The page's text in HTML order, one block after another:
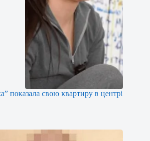
показала свою квартиру в центрі